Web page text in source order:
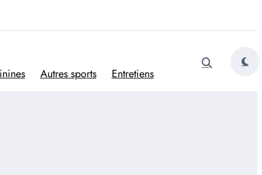
Autres sports Entretiens